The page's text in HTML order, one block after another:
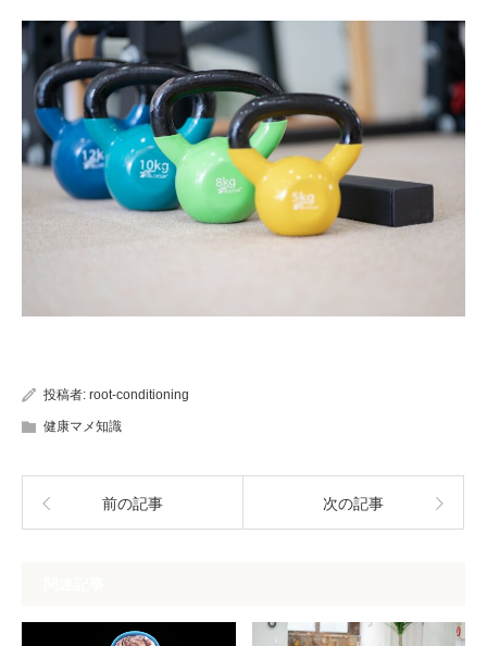
投稿者: root-conditioning
健康マメ知識
前の記事 次の記事